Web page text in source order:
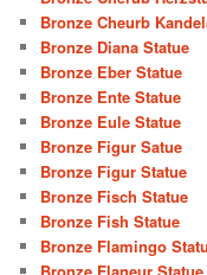
Bronze Cheurb
Bronze Diana Statue
Bronze Eber Statue
Bronze Ente Statue
Bronze Eule Statue
Bronze Figur Satue
Bronze Figur Statue
Bronze Fisch Statue
Bronze Fish Statue
Bronze Flamingo